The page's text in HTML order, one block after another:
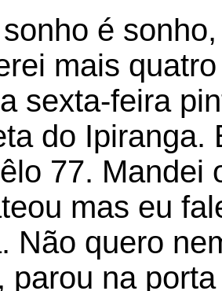
é
mais
sexta-feira
do Ipiranga.
77. Mandei
mas eu
Não quero
parou na